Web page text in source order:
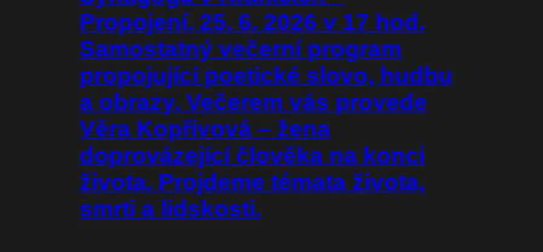
Propojení, 25. 6. 2026 v 17 hod.
Samostatný večerní program
propojující poetické slovo, hudbu
a obrazy. Večerem vás provede
Věra Kopřivová – žena
doprovázející člověka na konci
života. Projdeme témata života,
smrti a lidskosti.